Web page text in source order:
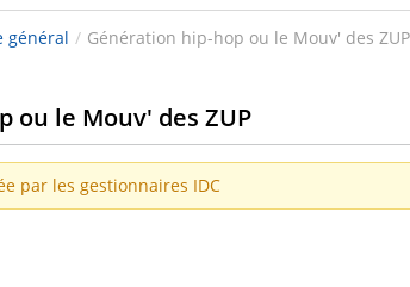
général / Génération hip-hop ou le Mouv' des ZUP
ou le Mouv' des ZUP
par les gestionnaires IDC